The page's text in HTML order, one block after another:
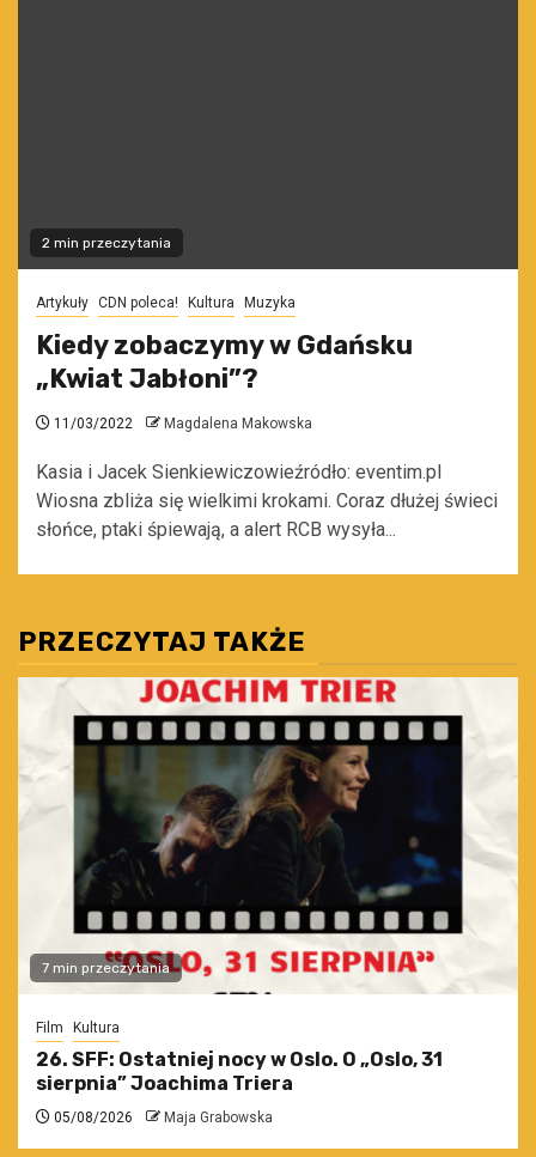
2 min przeczytania
Artykuły CDN poleca! Kultura Muzyka
Kiedy zobaczymy w Gdańsku
„Kwiat Jabłoni”?
11/03/2022 Magdalena Makowska
Kasia i Jacek Sienkiewiczowieźródło: eventim.pl
Wiosna zbliża się wielkimi krokami. Coraz dłużej świeci
słońce, ptaki śpiewają, a alert RCB wysyła...
PRZECZYTAJ TAKŻE
7 min przeczytania
Film Kultura
26. SFF: Ostatniej nocy w Oslo. O „Oslo, 31
sierpnia” Joachima Triera
05/08/2026 Maja Grabowska